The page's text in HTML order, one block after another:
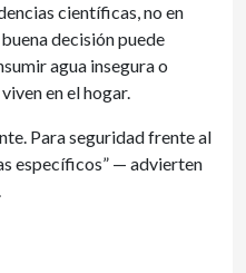
científicas, no en
decisión puede
agua insegura o
en el hogar.
Para seguridad frente al
específicos” — advierten